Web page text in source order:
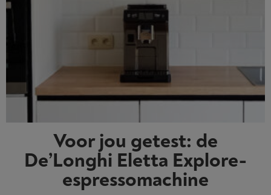
Voor jou getest: de
De’Longhi Eletta Explore-
espressomachine